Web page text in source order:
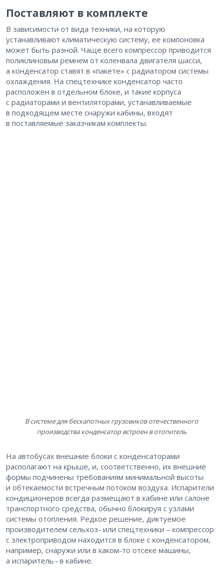
Поставляют в комплекте
В зависимости от вида техники, на которую
устанавливают климатическую систему, ее компоновка
может быть разной. Чаще всего компрессор приводится
поликлиновым ремнем от коленвала двигателя шасси,
а конденсатор ставят в «пакете» с радиатором системы
охлаждения. На спецтехнике конденсатор часто
расположен в отдельном блоке, и такие корпуса
с радиаторами и вентиляторами, устанавливаемые
в подходящем месте снаружи кабины, входят
в поставляемые заказчикам комплекты.
В системе для бескапотных грузовиков отечественного
производства конденсатор встроен в отопитель
На автобусах внешние блоки с конденсаторами
располагают на крыше, и, соответственно, их внешние
формы подчинены требованиям минимальной высоты
и обтекаемости встречным потоком воздуха. Испарители
кондиционеров всегда размещают в кабине или салоне
транспортного средства, обычно блокируя с узлами
системы отопления. Редкое решение, диктуемое
производителем сельхоз- или спецтехники – компрессор
с электроприводом находится в блоке с конденсатором,
например, снаружи или в каком-то отсеке машины,
а испаритель – ​в кабине.